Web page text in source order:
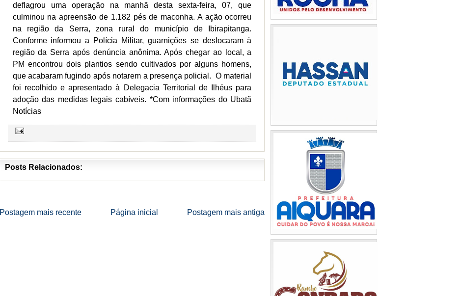
deflagrou uma operação na manhã desta sexta-feira, 07, que
culminou na apreensão de 1.182 pés de maconha. A ação ocorreu
na região da Serra, zona rural do município de Ibirapitanga.
Conforme informou a Polícia Militar, guarnições se deslocaram à
região da Serra após denúncia anônima. Após chegar ao local, a
PM encontrou dois plantios sendo cultivados por alguns homens,
que acabaram fugindo após notarem a presença policial. O material
foi recolhido e apresentado à Delegacia Territorial de Ilhéus para
adoção das medidas legais cabíveis. *Com informações do Ubatã
Notícias
Posts Relacionados:
Postagem mais recente Postagem mais antiga
Página inicial